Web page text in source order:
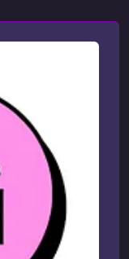
00:26:13